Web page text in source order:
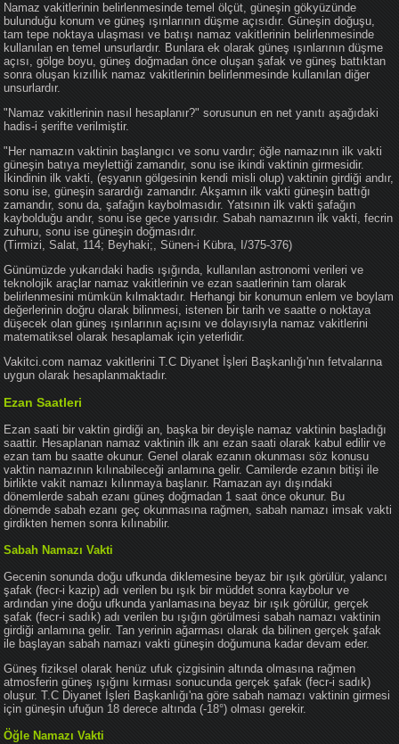
Namaz vakitlerinin belirlenmesinde temel ölçüt, güneşin gökyüzünde
bulunduğu konum ve güneş ışınlarının düşme açısıdır. Güneşin doğuşu,
tam tepe noktaya ulaşması ve batışı namaz vakitlerinin belirlenmesinde
kullanılan en temel unsurlardır. Bunlara ek olarak güneş ışınlarının düşme
açısı, gölge boyu, güneş doğmadan önce oluşan şafak ve güneş battıktan
sonra oluşan kızıllık namaz vakitlerinin belirlenmesinde kullanılan diğer
unsurlardır.
"Namaz vakitlerinin nasıl hesaplanır?" sorusunun en net yanıtı aşağıdaki
hadis-i şerifte verilmiştir.
"Her namazın vaktinin başlangıcı ve sonu vardır; öğle namazının ilk vakti
güneşin batıya meylettiği zamandır, sonu ise ikindi vaktinin girmesidir.
İkindinin ilk vakti, (eşyanın gölgesinin kendi misli olup) vaktinin girdiği andır,
sonu ise, güneşin sarardığı zamandır. Akşamın ilk vakti güneşin battığı
zamandır, sonu da, şafağın kaybolmasıdır. Yatsının ilk vakti şafağın
kaybolduğu andır, sonu ise gece yarısıdır. Sabah namazının ilk vakti, fecrin
zuhuru, sonu ise güneşin doğmasıdır.
(Tirmizi, Salat, 114; Beyhaki;, Sünen-i Kübra, I/375-376)
Günümüzde yukarıdaki hadis ışığında, kullanılan astronomi verileri ve
teknolojik araçlar namaz vakitlerinin ve ezan saatlerinin tam olarak
belirlenmesini mümkün kılmaktadır. Herhangi bir konumun enlem ve boylam
değerlerinin doğru olarak bilinmesi, istenen bir tarih ve saatte o noktaya
düşecek olan güneş ışınlarının açısını ve dolayısıyla namaz vakitlerini
matematiksel olarak hesaplamak için yeterlidir.
Vakitci.com namaz vakitlerini T.C Diyanet İşleri Başkanlığı'nın fetvalarına
uygun olarak hesaplanmaktadır.
Ezan Saatleri
Ezan saati bir vaktin girdiği an, başka bir deyişle namaz vaktinin başladığı
saattir. Hesaplanan namaz vaktinin ilk anı ezan saati olarak kabul edilir ve
ezan tam bu saatte okunur. Genel olarak ezanın okunması söz konusu
vaktin namazının kılınabileceği anlamına gelir. Camilerde ezanın bitişi ile
birlikte vakit namazı kılınmaya başlanır. Ramazan ayı dışındaki
dönemlerde sabah ezanı güneş doğmadan 1 saat önce okunur. Bu
dönemde sabah ezanı geç okunmasına rağmen, sabah namazı imsak vakti
girdikten hemen sonra kılınabilir.
Sabah Namazı Vakti
Gecenin sonunda doğu ufkunda diklemesine beyaz bir ışık görülür, yalancı
şafak (fecr-i kazip) adı verilen bu ışık bir müddet sonra kaybolur ve
ardından yine doğu ufkunda yanlamasına beyaz bir ışık görülür, gerçek
şafak (fecr-i sadık) adı verilen bu ışığın görülmesi sabah namazı vaktinin
girdiği anlamına gelir. Tan yerinin ağarması olarak da bilinen gerçek şafak
ile başlayan sabah namazı vakti güneşin doğumuna kadar devam eder.
Güneş fiziksel olarak henüz ufuk çizgisinin altında olmasına rağmen
atmosferin güneş ışığını kırması sonucunda gerçek şafak (fecr-i sadık)
oluşur. T.C Diyanet İşleri Başkanlığı'na göre sabah namazı vaktinin girmesi
için güneşin ufuğun 18 derece altında (-18°) olması gerekir.
Öğle Namazı Vakti